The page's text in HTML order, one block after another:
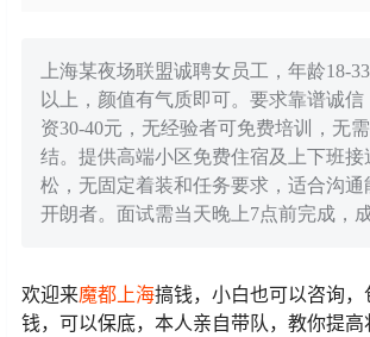
上海某夜场联盟诚聘女员工，年龄18-
以上，颜值有气质即可。要求靠谱诚
资30-40元，无经验者可免费培训，无
结。提供高端小区免费住宿及上下班接
松，无固定着装和任务要求，适合沟通
开朗者。面试需当天晚上7点前完成，
欢迎来魔都上海搞钱，小白也可以咨询
钱，可以保底，本人亲自带队，教你提